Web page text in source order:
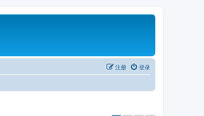
登录
注册